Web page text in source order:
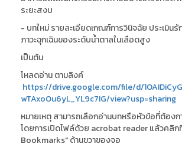
ระยะสงบ
- บทใหม่ รายละเอียดเกณฑ์การวินิจฉัย ประเมิน
ภาวะฉุกเฉินของระดับน้ำตาลในเลือดสูง
เป็นต้น
โหลดอ่าน ตามลิงค์
https://drive.google.com/file/d/
wTAxoOu6yL_YL9c7IG/view?usp=sharing
หมายเหตุ สามารถเลือกอ่านบทหรือหัวข้อที่ต้อง
โดยการเปิดไฟล์ด้วย acrobat reader แล้วคลิก
Bookmarks" ด้านขวาของจอ